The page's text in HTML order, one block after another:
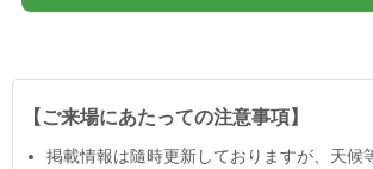
【ご来場にあたっての注意事項】
掲載情報は隨時更新しておりますが、天候